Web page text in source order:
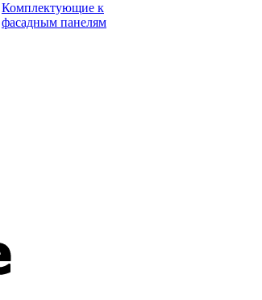
Комплектующие к
фасадным панелям